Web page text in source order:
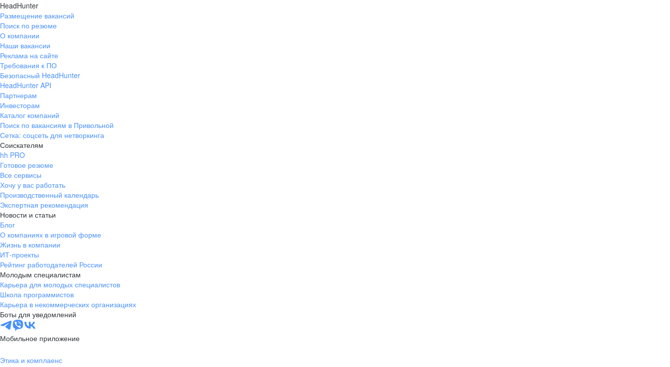
HeadHunter
Размещение вакансий
Поиск по резюме
О компании
Наши вакансии
Реклама на сайте
Требования к ПО
Безопасный HeadHunter
HeadHunter API
Партнерам
Инвесторам
Каталог компаний
Поиск по вакансиям в Привольной
Сетка: соцсеть для нетворкинга
Соискателям
hh PRO
Готовое резюме
Все сервисы
Хочу у вас работать
Производственный календарь
Экспертная рекомендация
Новости и статьи
Блог
О компаниях в игровой форме
Жизнь в компании
ИТ-проекты
Рейтинг работодателей России
Молодым специалистам
Карьера для молодых специалистов
Школа программистов
Карьера в некоммерческих организациях
Боты для уведомлений
Мобильное приложение
Этика и комплаенс